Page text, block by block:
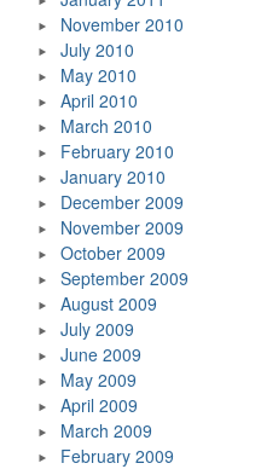
November 2010
July 2010
May 2010
April 2010
March 2010
February 2010
January 2010
December 2009
November 2009
October 2009
September 2009
August 2009
July 2009
June 2009
May 2009
April 2009
March 2009
February 2009